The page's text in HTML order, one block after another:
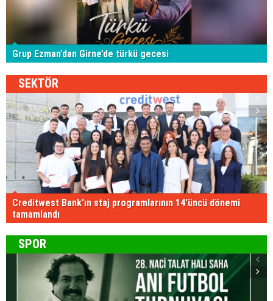
Grup Ezman’dan Girne’de türkü gecesi
SEKTÖR
Creditwest Bank'ın staj programlarının 14'üncü dönemi
tamamlandı
SPOR